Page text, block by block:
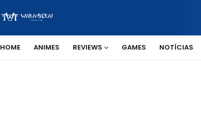
HOME ANIMES REVIEWS GAMES NOTÍCIAS